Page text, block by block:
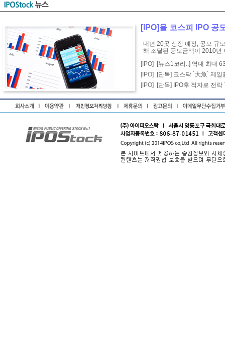
[IPO]올 코스피 IPO 공
내년 20곳 상장 예정, 공모 규
해 조달된 공모금액이 2010년
[IPO]
[뉴스1코리..] 역대 최대
[IPO]
[단독] 코스닥 `大魚` 제일
[IPO]
[단독] IPO후 적자로 전